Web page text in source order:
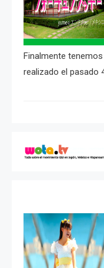
Finalmente
realizado el pasado